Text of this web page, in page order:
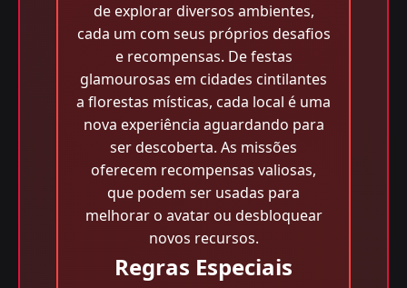
de explorar diversos ambientes,
cada um com seus próprios desafios
e recompensas. De festas
glamourosas em cidades cintilantes
a florestas místicas, cada local é uma
nova experiência aguardando para
ser descoberta. As missões
oferecem recompensas valiosas,
que podem ser usadas para
melhorar o avatar ou desbloquear
novos recursos.
Regras Especiais